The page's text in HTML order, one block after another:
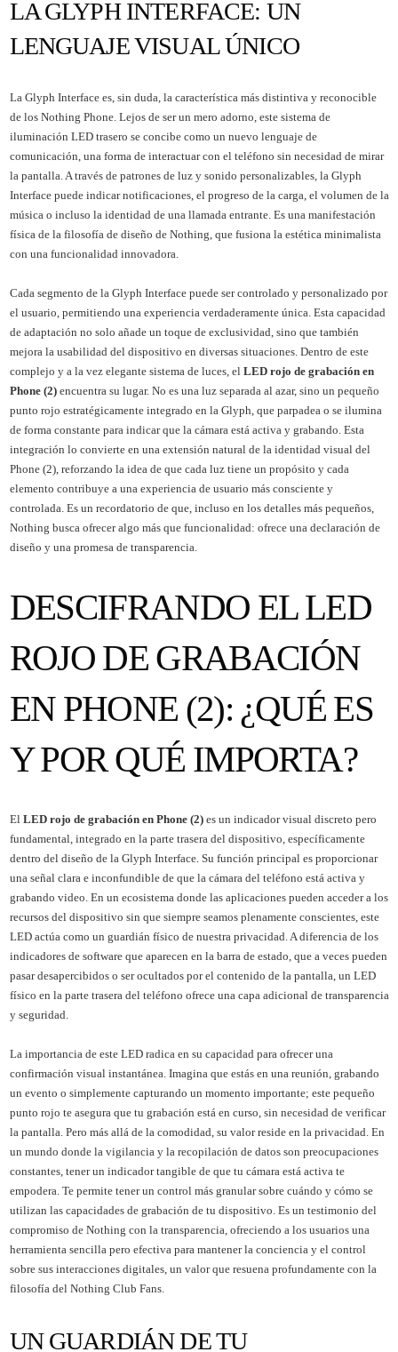
LA GLYPH INTERFACE: UN
LENGUAJE VISUAL ÚNICO
La Glyph Interface es, sin duda, la característica más distintiva y reconocible
de los Nothing Phone. Lejos de ser un mero adorno, este sistema de
iluminación LED trasero se concibe como un nuevo lenguaje de
comunicación, una forma de interactuar con el teléfono sin necesidad de mirar
la pantalla. A través de patrones de luz y sonido personalizables, la Glyph
Interface puede indicar notificaciones, el progreso de la carga, el volumen de la
música o incluso la identidad de una llamada entrante. Es una manifestación
física de la filosofía de diseño de Nothing, que fusiona la estética minimalista
con una funcionalidad innovadora.
Cada segmento de la Glyph Interface puede ser controlado y personalizado por
el usuario, permitiendo una experiencia verdaderamente única. Esta capacidad
de adaptación no solo añade un toque de exclusividad, sino que también
mejora la usabilidad del dispositivo en diversas situaciones. Dentro de este
complejo y a la vez elegante sistema de luces, el LED rojo de grabación en
Phone (2)encuentra su lugar. No es una luz separada al azar, sino un pequeño
punto rojo estratégicamente integrado en la Glyph, que parpadea o se ilumina
de forma constante para indicar que la cámara está activa y grabando. Esta
integración lo convierte en una extensión natural de la identidad visual del
Phone (2), reforzando la idea de que cada luz tiene un propósito y cada
elemento contribuye a una experiencia de usuario más consciente y
controlada. Es un recordatorio de que, incluso en los detalles más pequeños,
Nothing busca ofrecer algo más que funcionalidad: ofrece una declaración de
diseño y una promesa de transparencia.
DESCIFRANDO EL LED
ROJO DE GRABACIÓN
EN PHONE (2): ¿QUÉ ES
Y POR QUÉ IMPORTA?
El LED rojo de grabación en Phone (2)es un indicador visual discreto pero
fundamental, integrado en la parte trasera del dispositivo, específicamente
dentro del diseño de la Glyph Interface. Su función principal es proporcionar
una señal clara e inconfundible de que la cámara del teléfono está activa y
grabando video. En un ecosistema donde las aplicaciones pueden acceder a los
recursos del dispositivo sin que siempre seamos plenamente conscientes, este
LED actúa como un guardián físico de nuestra privacidad. A diferencia de los
indicadores de software que aparecen en la barra de estado, que a veces pueden
pasar desapercibidos o ser ocultados por el contenido de la pantalla, un LED
físico en la parte trasera del teléfono ofrece una capa adicional de transparencia
y seguridad.
La importancia de este LED radica en su capacidad para ofrecer una
confirmación visual instantánea. Imagina que estás en una reunión, grabando
un evento o simplemente capturando un momento importante; este pequeño
punto rojo te asegura que tu grabación está en curso, sin necesidad de verificar
la pantalla. Pero más allá de la comodidad, su valor reside en la privacidad. En
un mundo donde la vigilancia y la recopilación de datos son preocupaciones
constantes, tener un indicador tangible de que tu cámara está activa te
empodera. Te permite tener un control más granular sobre cuándo y cómo se
utilizan las capacidades de grabación de tu dispositivo. Es un testimonio del
compromiso de Nothing con la transparencia, ofreciendo a los usuarios una
herramienta sencilla pero efectiva para mantener la conciencia y el control
sobre sus interacciones digitales, un valor que resuena profundamente con la
filosofía del Nothing Club Fans.
UN GUARDIÁN DE TU